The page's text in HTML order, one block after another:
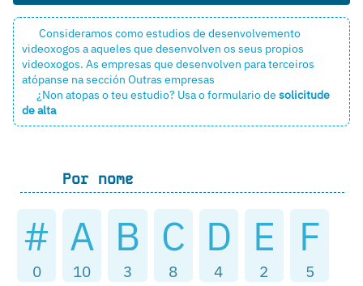
Consideramos como estudios de desenvolvemento
videoxogos a aqueles que desenvolven os seus propios
videoxogos. As empresas que desenvolven para terceiros
atópanse na sección Outras empresas
¿Non atopas o teu estudio? Usa o formulario de solicitude
de alta
Por nome
#
0
A
10
B
3
C
8
D
4
E
2
F
5